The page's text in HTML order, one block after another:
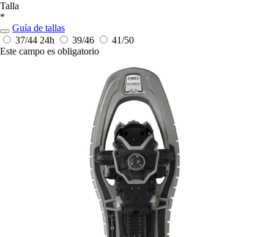
Talla
*
Guía de tallas
37/44 24h 39/46
41/50
Este campo es obligatorio